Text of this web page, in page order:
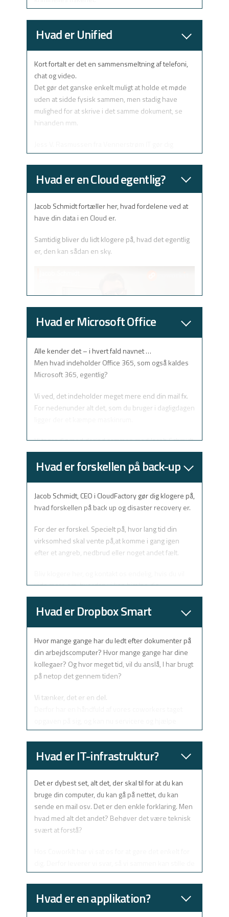
Har du flere spørgsmål til din virksomheds IT-
sikkerhed? Vi stiller gerne vores eksperter fra
Hvad er Unified
Communication?
Kort fortalt er det en sammensmeltning af telefoni,
chat og video.
Det gør det ganske enkelt muligt at holde et møde
uden at sidde fysisk sammen, men stadig have
mulighed for at skrive i det samme dokument, se
hinanden mm.
klogere her …
Hvad er en Cloud egentlig?
Jacob Schmidt fortæller her, hvad fordelene ved at
have din data i en Cloud er.
Samtidig bliver du lidt klogere på, hvad det egentlig
er, den kan sådan en sky.
Hvad er Microsoft Office
365?
Alle kender det – i hvert fald navnet …
Men hvad indeholder Office 365, som også kaldes
Microsoft 365, egentlig?
Vi ved, det indeholder meget mere end din mail fx.
For nedenunder alt det, som du bruger i dagligdagen
Vi tager dig med derind sammen med Jacob Schmidt,
CEO i Cloud Factory.
Hvad er forskellen på back-up
og disaster recovery?
Jacob Schmidt, CEO i CloudFactory gør dig klogere på,
hvad forskellen på back up og disaster recovery er.
For der er forskel. Specielt på, hvor lang tid din
virksomhed skal vente på,at komme i gang igen
efter et angreb, nedbrud eller noget andet fælt.
vide mere om, hvordan vi kan hjælpe din
virksomhed med at holde sig kørende – selv hvis
uheldet er ude.
Hvad er Dropbox Smart
Sync?
Hvor mange gange har du ledt efter dokumenter på
din arbejdscomputer? Hvor mange gange har dine
kollegaer? Og hvor meget tid, vil du anslå, I har brugt
på netop det gennem tiden?
Vi tænker, det er en del.
danske arbejdspladser med at få et bedre
arbejdsflow.
Hvad er IT-infrastruktur?
Det er dybest set, alt det, der skal til for at du kan
bruge din computer, du kan gå på nettet, du kan
sende en mail osv. Det er den enkle forklaring. Men
hvad med alt det andet? Behøver det være teknisk
svært at forstå?
rigtige spørgmål omkring din virksomheds IT.
Casper Allerslev Jensen fra i4iT forklarer dig her,
hvad IT-infrastruktur er, men endnu vigtigere:
Hvad er en applikation?